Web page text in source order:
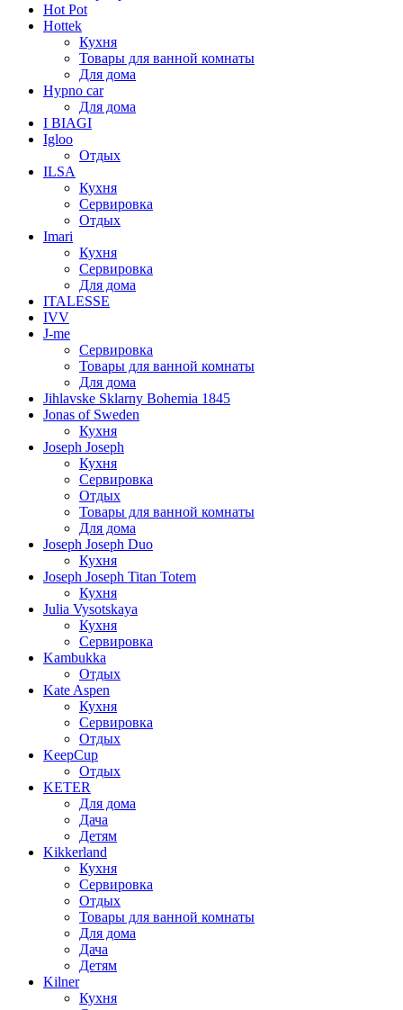
Hot Pot
Hottek
Кухня
Товары для ванной комнаты
Для дома
Hypno car
Для дома
I BIAGI
Igloo
Отдых
ILSA
Кухня
Сервировка
Отдых
Imari
Кухня
Сервировка
Для дома
ITALESSE
IVV
J-me
Сервировка
Товары для ванной комнаты
Для дома
Jihlavske Sklarny Bohemia 1845
Jonas of Sweden
Кухня
Joseph Joseph
Кухня
Сервировка
Отдых
Товары для ванной комнаты
Для дома
Joseph Joseph Duo
Кухня
Joseph Joseph Titan Totem
Кухня
Julia Vysotskaya
Кухня
Сервировка
Kambukka
Отдых
Kate Aspen
Кухня
Сервировка
Отдых
KeepCup
Отдых
KETER
Для дома
Дача
Детям
Kikkerland
Кухня
Сервировка
Отдых
Товары для ванной комнаты
Для дома
Дача
Детям
Kilner
Кухня